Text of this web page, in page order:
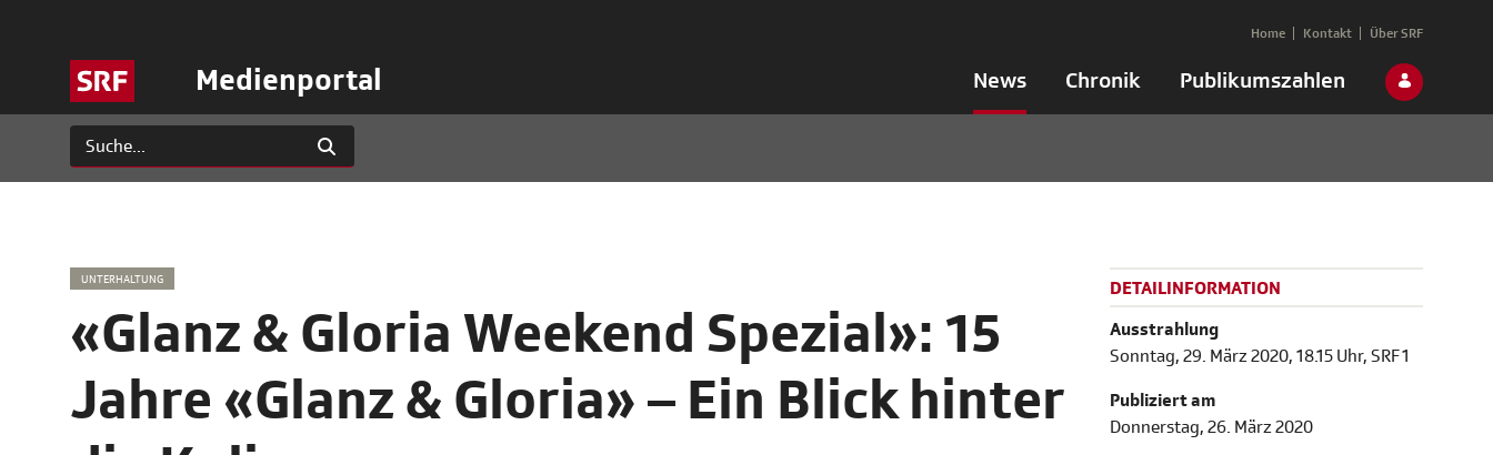
Medienportal News Chronik Publikumszahlen
Home Kontakt Über SRF
UNTERHALTUNG
«Glanz & Gloria Weekend Spezial»: 15
Jahre «Glanz & Gloria» – Ein Blick hinter
DETAILINFORMATION
Ausstrahlung
Sonntag, 29. März 2020, 18.15 Uhr, SRF 1
Publiziert am
Donnerstag, 26. März 2020